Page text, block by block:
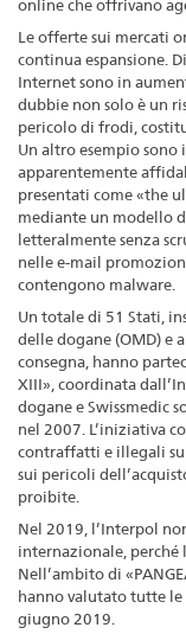
online che offrivano
Le offerte sui mercati
continua espansione.
Internet sono in
dubbie non solo è un
pericolo di frodi,
Un altro esempio
apparentemente
presentati come «the
mediante un modello
letteralmente senza
nelle e-mail
contengono malware.
Un totale di 51 Stati,
delle dogane (OMD) e
consegna, hanno
XIII», coordinata
dogane e Swissmedic
nel 2007. L’iniziativa
contraffatti e illegali su
sui pericoli
proibite.
Nel 2019, l’Interpol
internazionale, perché
Nell’ambito di
hanno valutato tutte
giugno 2019.